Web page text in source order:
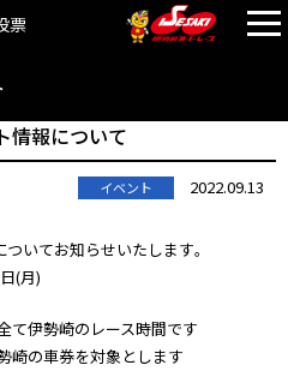
票
情報について
イベント 2022.09.13
いてお知らせいたします｡
(月)
て伊勢崎のレース時間です
崎の車券を対象とします